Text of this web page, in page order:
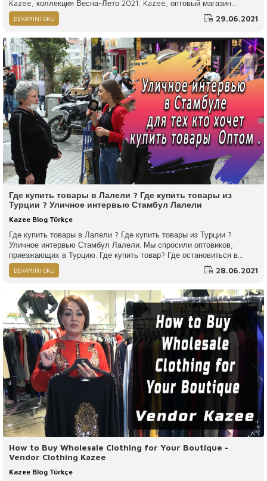
Kazee, коллекция Весна-Лето 2021. Kazee, оптовый магазин
женской одежды, обслуживает покупателей своего бутика в России
и по всему миру. Вы можете заказать онлайн в нашей компании,
DEVAMINI OKU 29.06.2021
Где купить товары в Лалели ? Где купить товары из
Турции ? Уличное интервью Стамбул Лалели
Kazee Blog Türkçe
Где купить товары в Лалели ? Где купить товары из Турции ?
Уличное интервью Стамбул Лалели. Мы спросили оптовиков,
приезжающих в Турцию. Где купить товар? Где остановиться в
Стамбуле? Что поесть в Турции? Как торговля в Турции? Какие
цены?
DEVAMINI OKU 28.06.2021
How to Buy Wholesale Clothing for Your Boutique -
Vendor Clothing Kazee
Kazee Blog Türkçe